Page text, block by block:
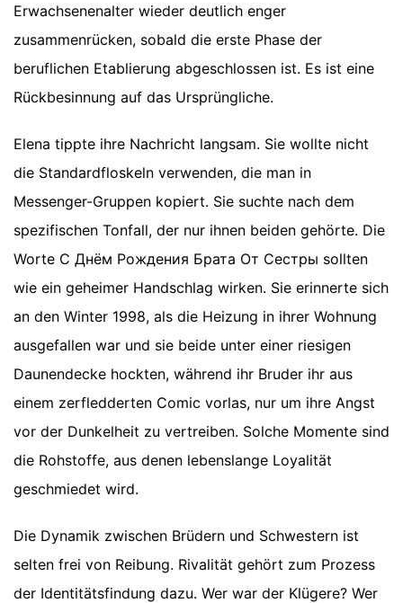
Erwachsenenalter wieder deutlich enger
zusammenrücken, sobald die erste Phase der
beruflichen Etablierung abgeschlossen ist. Es ist eine
Rückbesinnung auf das Ursprüngliche.
Elena tippte ihre Nachricht langsam. Sie wollte nicht
die Standardfloskeln verwenden, die man in
Messenger-Gruppen kopiert. Sie suchte nach dem
spezifischen Tonfall, der nur ihnen beiden gehörte. Die
Worte С Днём Рождения Брата От Сестры sollten
wie ein geheimer Handschlag wirken. Sie erinnerte sich
an den Winter 1998, als die Heizung in ihrer Wohnung
ausgefallen war und sie beide unter einer riesigen
Daunendecke hockten, während ihr Bruder ihr aus
einem zerfledderten Comic vorlas, nur um ihre Angst
vor der Dunkelheit zu vertreiben. Solche Momente sind
die Rohstoffe, aus denen lebenslange Loyalität
geschmiedet wird.
Die Dynamik zwischen Brüdern und Schwestern ist
selten frei von Reibung. Rivalität gehört zum Prozess
der Identitätsfindung dazu. Wer war der Klügere? Wer